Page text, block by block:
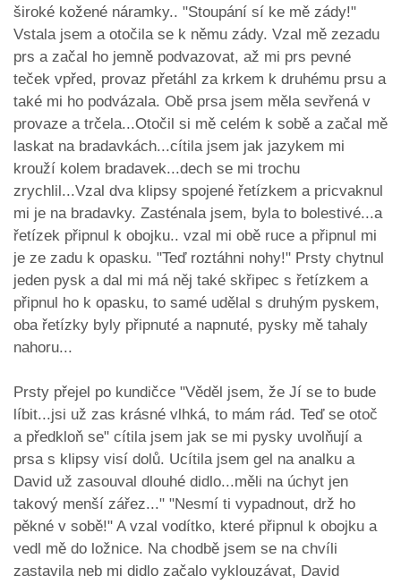
široké kožené náramky.. "Stoupání sí ke mě zády!"
Vstala jsem a otočila se k němu zády. Vzal mě zezadu
prs a začal ho jemně podvazovat, až mi prs pevné
teček vpřed, provaz přetáhl za krkem k druhému prsu a
také mi ho podvázala. Obě prsa jsem měla sevřená v
provaze a trčela...Otočil si mě celém k sobě a začal mě
laskat na bradavkách...cítila jsem jak jazykem mi
krouží kolem bradavek...dech se mi trochu
zrychlil...Vzal dva klipsy spojené řetízkem a pricvaknul
mi je na bradavky. Zasténala jsem, byla to bolestivé...a
řetízek připnul k obojku.. vzal mi obě ruce a připnul mi
je ze zadu k opasku. "Teď roztáhni nohy!" Prsty chytnul
jeden pysk a dal mi má něj také skřipec s řetízkem a
připnul ho k opasku, to samé udělal s druhým pyskem,
oba řetízky byly připnuté a napnuté, pysky mě tahaly
nahoru...
Prsty přejel po kundičce "Věděl jsem, že Jí se to bude
líbit...jsi už zas krásné vlhká, to mám rád. Teď se otoč
a předkloň se" cítila jsem jak se mi pysky uvolňují a
prsa s klipsy visí dolů. Ucítila jsem gel na analku a
David už zasouval dlouhé didlo...měli na úchyt jen
takový menší zářez..." "Nesmí ti vypadnout, drž ho
pěkné v sobě!" A vzal vodítko, které připnul k obojku a
vedl mě do ložnice. Na chodbě jsem se na chvíli
zastavila neb mi didlo začalo vyklouzávat, David